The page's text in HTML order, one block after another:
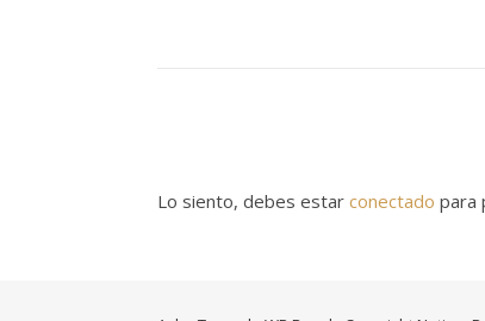
Lo siento, debes estar conectado para